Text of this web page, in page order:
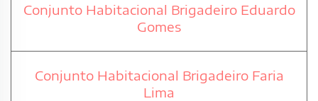
Conjunto Habitacional Brigadeiro Eduardo
Gomes
Conjunto Habitacional Brigadeiro Faria
Lima